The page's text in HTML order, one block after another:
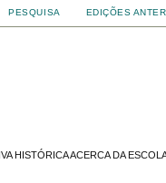
PESQUISA EDIÇÕES
HISTÓRICA ACERCA DA